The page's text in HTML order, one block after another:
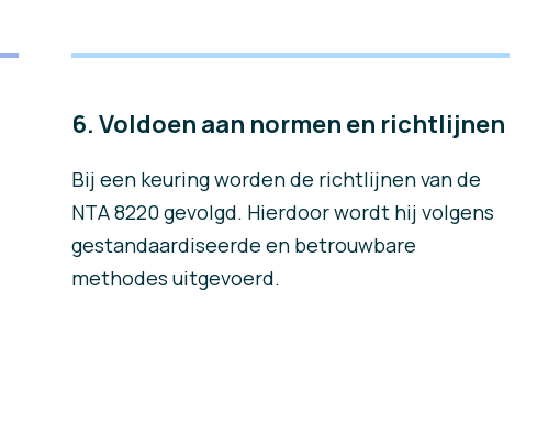
6. Voldoen aan normen en richtlijnen
Bij een keuring worden de richtlijnen van de
NTA 8220 gevolgd. Hierdoor wordt hij volgens
gestandaardiseerde en betrouwbare
methodes uitgevoerd.